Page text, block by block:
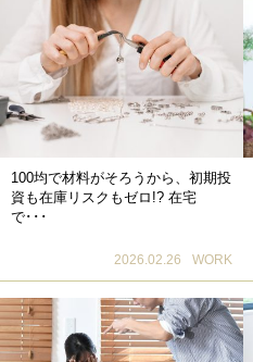
100均で材料がそろうから、初期投
資も在庫リスクもゼロ!? 在宅
で･･･
2026.02.26 WORK